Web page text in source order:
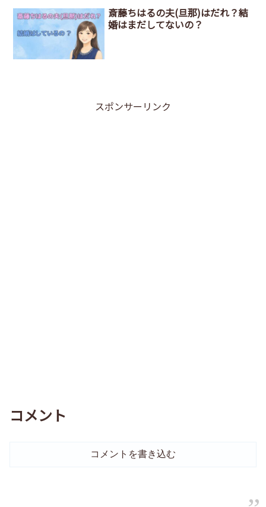
斎藤ちはるの夫(旦那)はだれ？結
婚はまだしてないの？
スポンサーリンク
コメント
コメントを書き込む